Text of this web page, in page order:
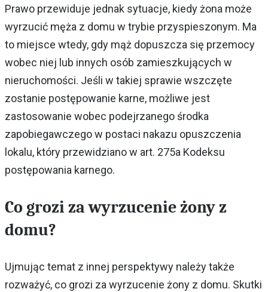
Prawo przewiduje jednak sytuacje, kiedy żona może
wyrzucić męża z domu w trybie przyspieszonym. Ma
to miejsce wtedy, gdy mąż dopuszcza się przemocy
wobec niej lub innych osób zamieszkujących w
nieruchomości. Jeśli w takiej sprawie wszczęte
zostanie postępowanie karne, możliwe jest
zastosowanie wobec podejrzanego środka
zapobiegawczego w postaci nakazu opuszczenia
lokalu, który przewidziano w art. 275a Kodeksu
postępowania karnego.
Co grozi za wyrzucenie żony z
domu?
Ujmując temat z innej perspektywy należy także
rozważyć, co grozi za wyrzucenie żony z domu. Skutki